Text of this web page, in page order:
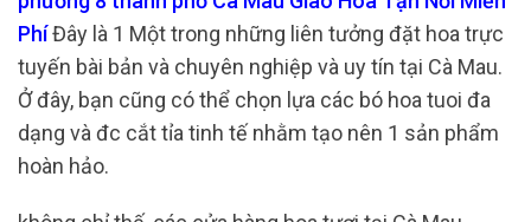
PhíĐây là 1 Một trong những liên tưởng đặt hoa trực
tuyến bài bản và chuyên nghiệp và uy tín tại Cà Mau.
Ở đây, bạn cũng có thể chọn lựa các bó hoa tuoi đa
dạng và đc cắt tỉa tinh tế nhằm tạo nên 1 sản phẩm
hoàn hảo.